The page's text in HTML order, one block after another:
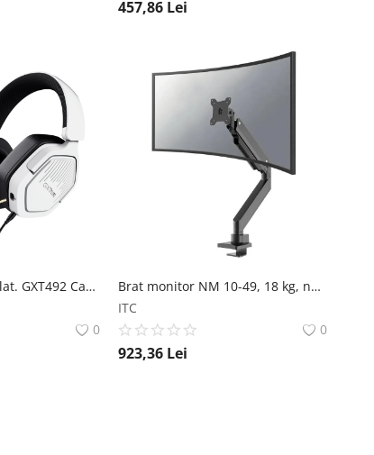
457,86 Lei
Casti Trust multiplat. GXT492 Carus alb Casti Trust multiplat. GXT492 Carus alb Trust
0
Brat monitor NM 10-49, 18 kg, negru Brat monitor NM 10`-49`, 18 kg, negru NEOMOUNTS
ITC
0
923,36 Lei